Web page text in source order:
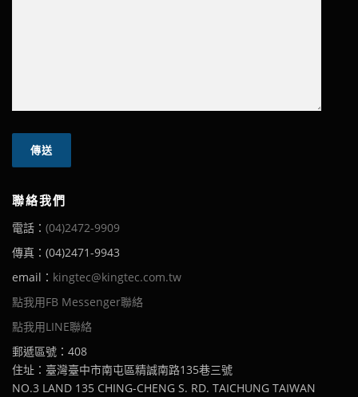
聯絡我們
電話： (04)2472-9909
傳真：(04)2471-9943
email： kingtec@kingtec.com.tw
點我用FB Messenger聯絡
點我用LINE聯絡
郵遞區號：408
住址：臺灣臺中市南屯區精誠南路135巷三號
NO.3 LAND 135 CHING-CHENG S. RD. TAICHUNG TAIWAN